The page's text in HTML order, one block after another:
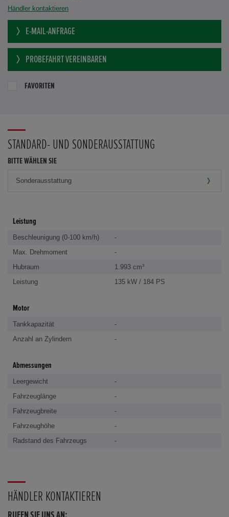
Händler kontaktieren
E-MAIL-ANFRAGE
PROBEFAHRT VEREINBAREN
FAVORITEN
STANDARD- UND SONDERAUSSTATTUNG
BITTE WÄHLEN SIE
Leistung
Beschleunigung (0-100 km/h)
-
Max. Drehmoment
-
Hubraum
1.993 cm³
Leistung
135 kW / 184 PS
Motor
Tankkapazität
-
Anzahl an Zylindern
-
Abmessungen
Leergewicht
-
Fahrzeuglänge
-
Fahrzeugbreite
-
Fahrzeughöhe
-
Radstand des Fahrzeugs
-
HÄNDLER KONTAKTIEREN
RUFEN SIE UNS AN: